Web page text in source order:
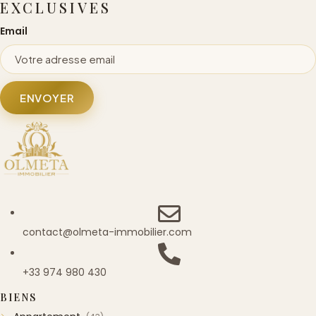
EXCLUSIVES
Email
ENVOYER
contact@olmeta-immobilier.com
+33 974 980 430
BIENS